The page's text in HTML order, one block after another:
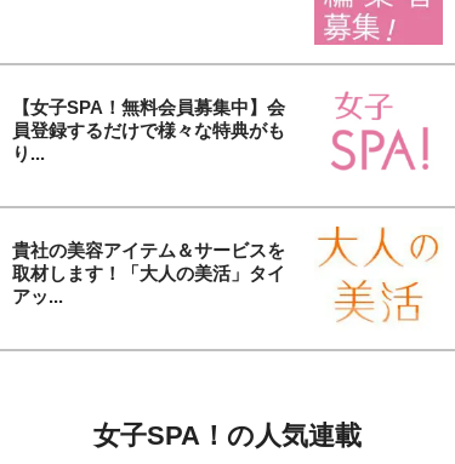
【女子SPA！無料会員募集中】会
員登録するだけで様々な特典がも
り...
貴社の美容アイテム＆サービスを
取材します！「大人の美活」タイ
アッ...
女子SPA！の人気連載